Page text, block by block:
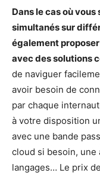
Dans le cas où
simultanés sur
également
avec des solutions
de naviguer
avoir besoin de
par chaque
à votre disposition
avec une bande
cloud si besoin, une
langages… Le prix